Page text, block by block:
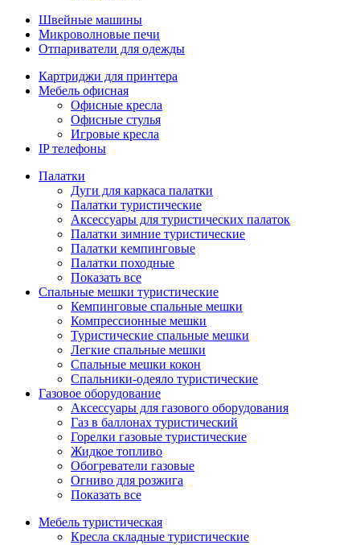
Швейные машины
Микроволновые печи
Отпариватели для одежды
Картриджи для принтера
Мебель офисная
Офисные кресла
Офисные стулья
Игровые кресла
IP телефоны
Палатки
Дуги для каркаса палатки
Палатки туристические
Аксессуары для туристических палаток
Палатки зимние туристические
Палатки кемпинговые
Палатки походные
Показать все
Спальные мешки туристические
Кемпинговые спальные мешки
Компрессионные мешки
Туристические спальные мешки
Легкие спальные мешки
Спальные мешки кокон
Спальники-одеяло туристические
Газовое оборудование
Аксессуары для газового оборудования
Газ в баллонах туристический
Горелки газовые туристические
Жидкое топливо
Обогреватели газовые
Огниво для розжига
Показать все
Мебель туристическая
Кресла складные туристические